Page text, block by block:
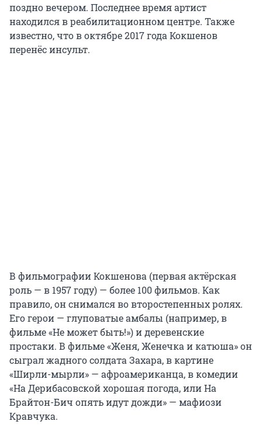
поздно вечером. Последнее время артист
находился в реабилитационном центре. Также
известно, что в октябре 2017 года Кокшенов
перенёс инсульт.
В фильмографии Кокшенова (первая актёрская
роль — в 1957 году) — более 100 фильмов. Как
правило, он снимался во второстепенных ролях.
Его герои — глуповатые амбалы (например, в
фильме «Не может быть!») и деревенские
простаки. В фильме «Женя, Женечка и катюша» он
сыграл жадного солдата Захара, в картине
«Ширли-мырли» — афроамериканца, в комедии
«На Дерибасовской хорошая погода, или На
Брайтон-Бич опять идут дожди» — мафиози
Кравчука.